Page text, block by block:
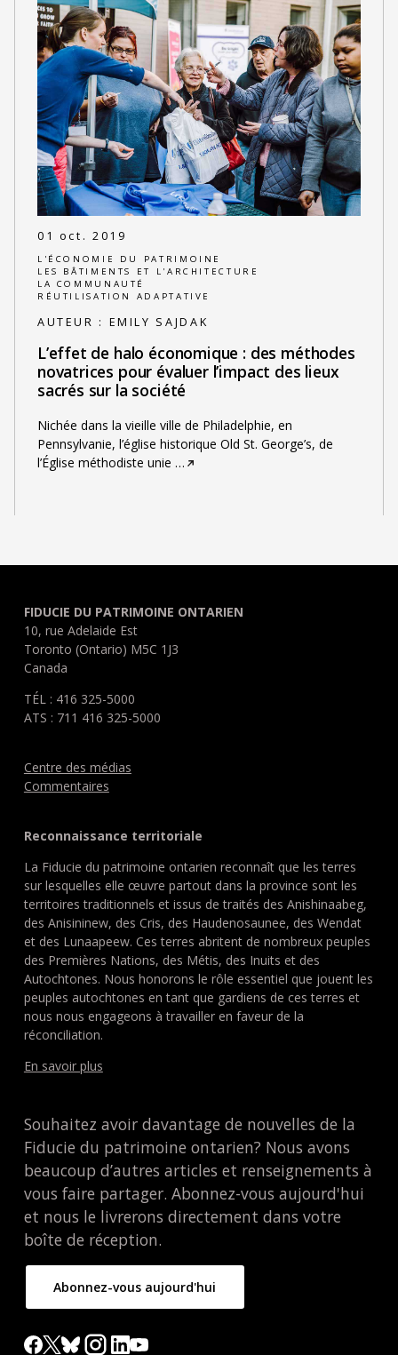
01 oct. 2019
L'ÉCONOMIE DU PATRIMOINE
LES BÂTIMENTS ET L'ARCHITECTURE
LA COMMUNAUTÉ
RÉUTILISATION ADAPTATIVE
AUTEUR : EMILY SAJDAK
L’effet de halo économique : des méthodes
novatrices pour évaluer l’impact des lieux
sacrés sur la société
Nichée dans la vieille ville de Philadelphie, en
Pennsylvanie, l’église historique Old St. George’s, de
l’Église méthodiste unie …
FIDUCIE DU PATRIMOINE ONTARIEN
10, rue Adelaide Est
Toronto (Ontario) M5C 1J3
Canada
TÉL : 416 325-5000
ATS : 711 416 325-5000
Centre des médias
Commentaires
Reconnaissance territoriale
La Fiducie du patrimoine ontarien reconnaît que les terres
sur lesquelles elle œuvre partout dans la province sont les
territoires traditionnels et issus de traités des Anishinaabeg,
des Anisininew, des Cris, des Haudenosaunee, des Wendat
et des Lunaapeew. Ces terres abritent de nombreux peuples
des Premières Nations, des Métis, des Inuits et des
Autochtones. Nous honorons le rôle essentiel que jouent les
peuples autochtones en tant que gardiens de ces terres et
nous nous engageons à travailler en faveur de la
réconciliation.
En savoir plus
Souhaitez avoir davantage de nouvelles de la
Fiducie du patrimoine ontarien? Nous avons
beaucoup d’autres articles et renseignements à
vous faire partager. Abonnez-vous aujourd'hui
et nous le livrerons directement dans votre
boîte de réception.
Abonnez-vous aujourd'hui